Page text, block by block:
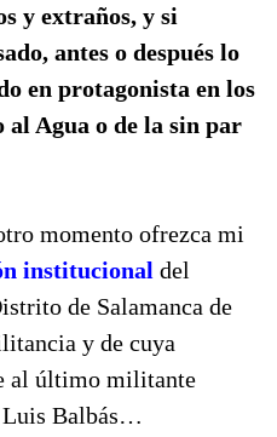
y extraños, y si
antes o después lo
en protagonista en los
al Agua o de la sin par
momento ofrezca mi
institucional del
de Salamanca de
y de cuya
al último militante
Luis Balbás…